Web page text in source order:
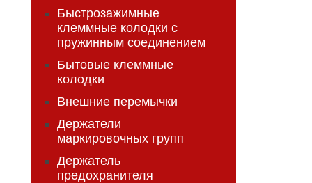
Быстрозажимные
клеммные колодки с
пружинным соединением
Бытовые клеммные
колодки
Внешние перемычки
Держатели
маркировочных групп
Держатель
предохранителя